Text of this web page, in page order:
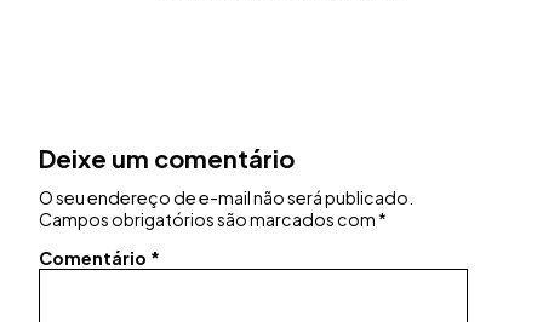
Deixe um comentário
O seu endereço de e-mail não será publicado.
Campos obrigatórios são marcados com*
Comentário *